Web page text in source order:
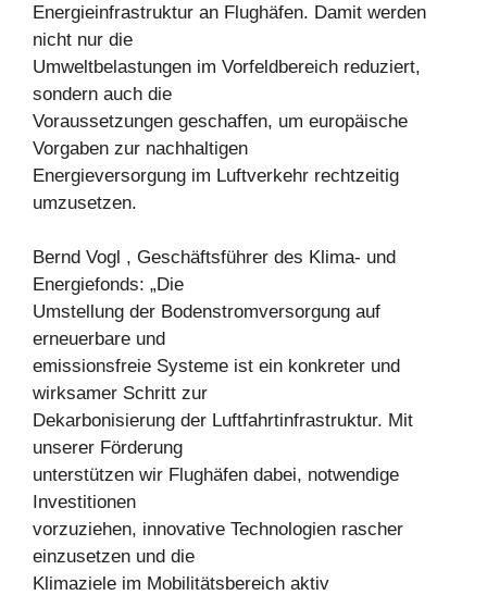
Energieinfrastruktur an Flughäfen. Damit werden
nicht nur die
Umweltbelastungen im Vorfeldbereich reduziert,
sondern auch die
Voraussetzungen geschaffen, um europäische
Vorgaben zur nachhaltigen
Energieversorgung im Luftverkehr rechtzeitig
umzusetzen.
Bernd Vogl , Geschäftsführer des Klima- und
Energiefonds: „Die
Umstellung der Bodenstromversorgung auf
erneuerbare und
emissionsfreie Systeme ist ein konkreter und
wirksamer Schritt zur
Dekarbonisierung der Luftfahrtinfrastruktur. Mit
unserer Förderung
unterstützen wir Flughäfen dabei, notwendige
Investitionen
vorzuziehen, innovative Technologien rascher
einzusetzen und die
Klimaziele im Mobilitätsbereich aktiv